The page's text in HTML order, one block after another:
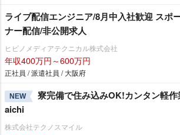
ライブ配信エンジニア/8月中入社歓迎 スポ
ナー配信/非公開求人
ヒビノメディアテクニカル株式会社
年収400万円～600万円
正社員 / 派遣社員 / 大阪府
NEW
寮完備で住み込みOK!カンタン軽
aichi
株式会社テクノスマイル